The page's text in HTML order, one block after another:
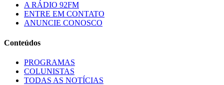
A RÁDIO 92FM
ENTRE EM CONTATO
ANUNCIE CONOSCO
Conteúdos
PROGRAMAS
COLUNISTAS
TODAS AS NOTÍCIAS